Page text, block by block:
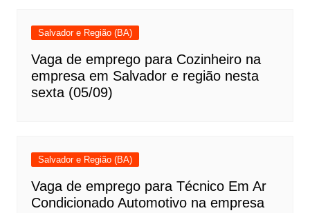
Salvador e Região (BA)
Vaga de emprego para Cozinheiro na
empresa em Salvador e região nesta
sexta (05/09)
Salvador e Região (BA)
Vaga de emprego para Técnico Em Ar
Condicionado Automotivo na empresa